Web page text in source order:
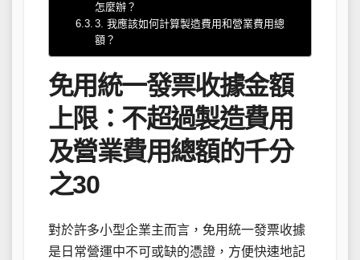
怎麼辦？
3. 我應該如何計算製造費用和營業費用總
額？
免用統一發票收據金額
上限：不超過製造費用
及營業費用總額的千分
之30
對於許多小型企業主而言，免用統一發票收據
是日常營運中不可或缺的憑證，方便快速地記